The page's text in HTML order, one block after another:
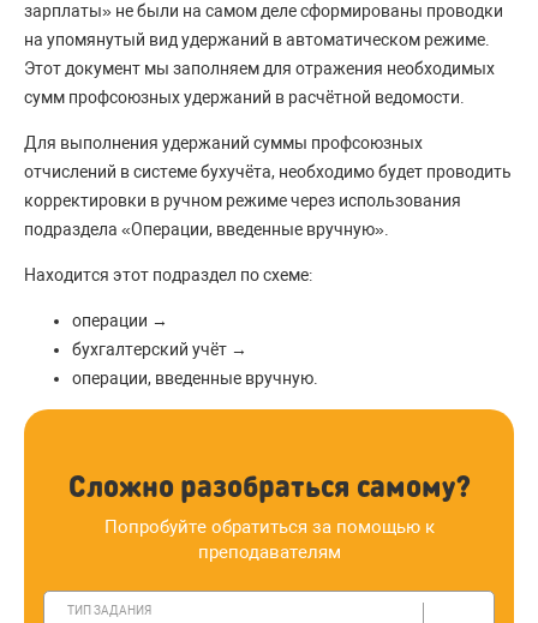
зарплаты» не были на самом деле сформированы проводки
на упомянутый вид удержаний в автоматическом режиме.
Этот документ мы заполняем для отражения необходимых
сумм профсоюзных удержаний в расчётной ведомости.
Для выполнения удержаний суммы профсоюзных
отчислений в системе бухучёта, необходимо будет проводить
корректировки в ручном режиме через использования
подраздела «Операции, введенные вручную».
Находится этот подраздел по схеме:
операции →
бухгалтерский учёт →
операции, введенные вручную.
Сложно разобраться самому?
Попробуйте обратиться за помощью к
преподавателям
ТИП ЗАДАНИЯ